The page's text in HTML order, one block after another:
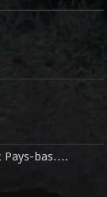
Pays-bas….